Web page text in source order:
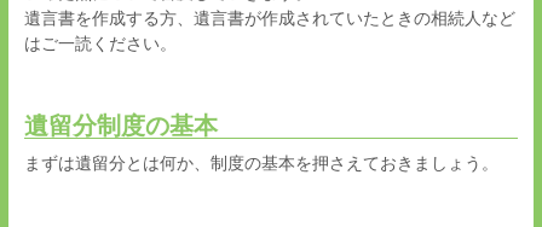
遺言書を作成する方、遺言書が作成されていたときの相続人など
はご一読ください。
遺留分制度の基本
まずは遺留分とは何か、制度の基本を押さえておきましょう。